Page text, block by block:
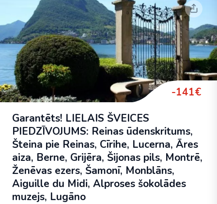
-141€
Garantēts! LIELAIS ŠVEICES
PIEDZĪVOJUMS: Reinas ūdenskritums,
Šteina pie Reinas, Cīrihe, Lucerna, Āres
aiza, Berne, Grijēra, Šijonas pils, Montrē,
Ženēvas ezers, Šamonī, Monblāns,
Aiguille du Midi, Alproses šokolādes
muzejs, Lugāno